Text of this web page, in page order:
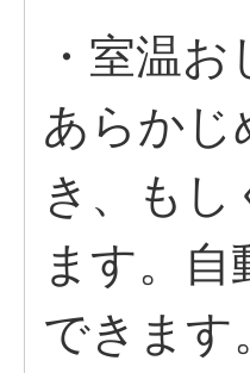
・室温
あらかじ
き、も
ます。
できます